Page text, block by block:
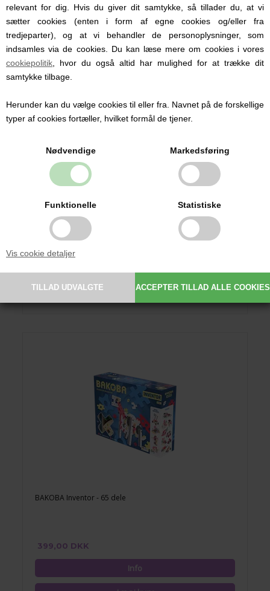
relevant for dig. Hvis du giver dit samtykke, så tillader du, at vi
sætter cookies (enten i form af egne cookies og/eller fra
tredjeparter), og at vi behandler de personoplysninger, som
indsamles via de cookies. Du kan læse mere om cookies i vores
cookiepolitik , hvor du også altid har mulighed for at trække dit
samtykke tilbage.
Herunder kan du vælge cookies til eller fra. Navnet på de forskellige
typer af cookies fortæller, hvilket formål de tjener.
Nødvendige Markedsføring
Funktionelle Statistiske
Vis cookie detaljer
BAKOBA Inventor - 65 dele
399,00 DKK